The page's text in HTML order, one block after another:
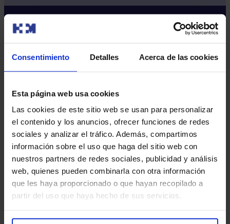
Consentimiento Detalles Acerca de las cookies
Esta página web usa cookies
Las cookies de este sitio web se usan para personalizar
el contenido y los anuncios, ofrecer funciones de redes
sociales y analizar el tráfico. Además, compartimos
información sobre el uso que haga del sitio web con
nuestros partners de redes sociales, publicidad y análisis
web, quienes pueden combinarla con otra información
que les haya proporcionado o que hayan recopilado a
partir del uso que haya hecho de sus servicios.
Más HM Hospitales
Fundación HM​
Instituto HM Hospitales​